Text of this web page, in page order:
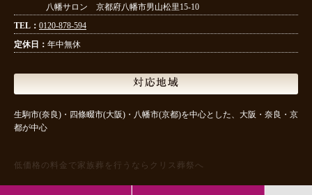
八幡サロン 京都府八幡市男山松里15-10
TEL： 0120-878-594
定休日： 年中無休
対応地域
生駒市(奈良)・四條畷市(大阪)・八幡市(京都)を中心とした、大阪・奈良・京
都が中心
低価格の料金で家族葬を行うならクリス葬祭へ